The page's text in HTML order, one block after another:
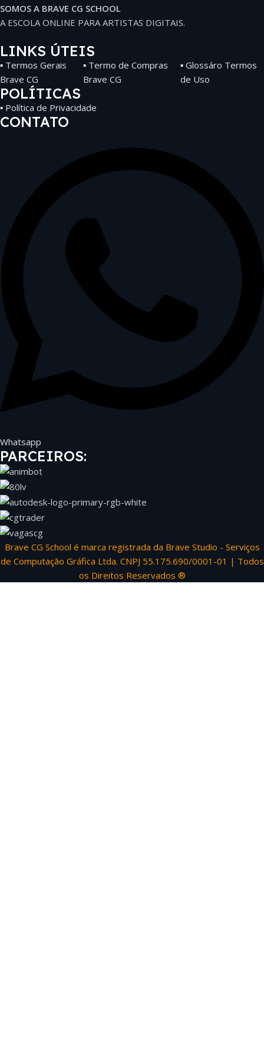
SOMOS A BRAVE CG SCHOOL
A ESCOLA ONLINE PARA ARTISTAS DIGITAIS.
LINKS ÚTEIS
▪ Termos Gerais
Brave CG
▪ Termo de Compras
Brave CG
▪ Glossáro Termos
de Uso
POLÍTICAS
▪ Política de Privacidade
CONTATO
Whatsapp
PARCEIROS:
Brave CG School é marca registrada da Brave Studio - Serviços
de Computação Gráfica Ltda. CNPJ 55.175.690/0001-01 | Todos
os Direitos Reservados ®